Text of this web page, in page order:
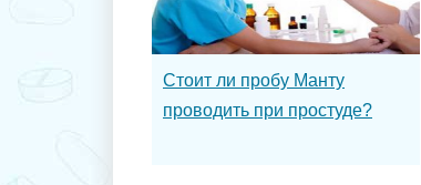
Стоит ли пробу Манту
проводить при простуде?